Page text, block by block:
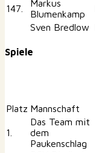
147.
Markus
Blumenkamp
Sven Bredlow
Spiele
Platz Mannschaft
1.
Das Team mit
dem
Paukenschlag